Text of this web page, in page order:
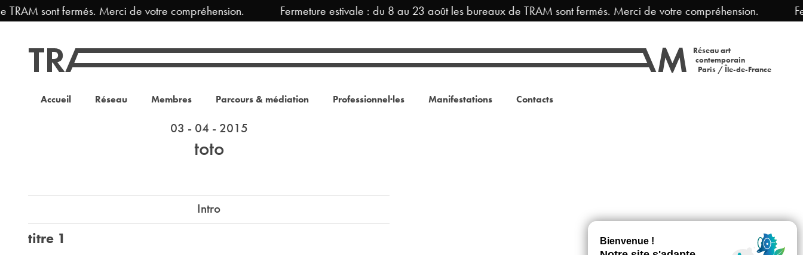
sont fermés. Merci de votre compréhension. Fermeture estivale : du 8 au 23 août les bureaux de TRAM sont fermés. Merci de votre compréhension.
Réseau art
contemporain
Paris / Île-de-France
Accueil Réseau Membres Parcours & médiation Professionnel·les Manifestations Contacts
03 - 04 - 2015
toto
Intro
titre 1